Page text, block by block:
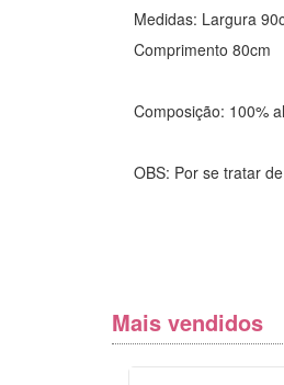
Medidas: Largura
Comprimento 80cm
Composição: 100%
OBS: Por se tratar
Mais vendidos